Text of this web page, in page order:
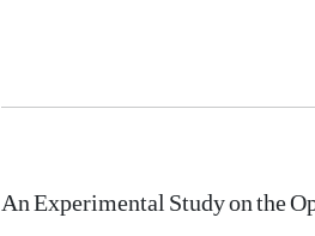
An Experimental Study on the